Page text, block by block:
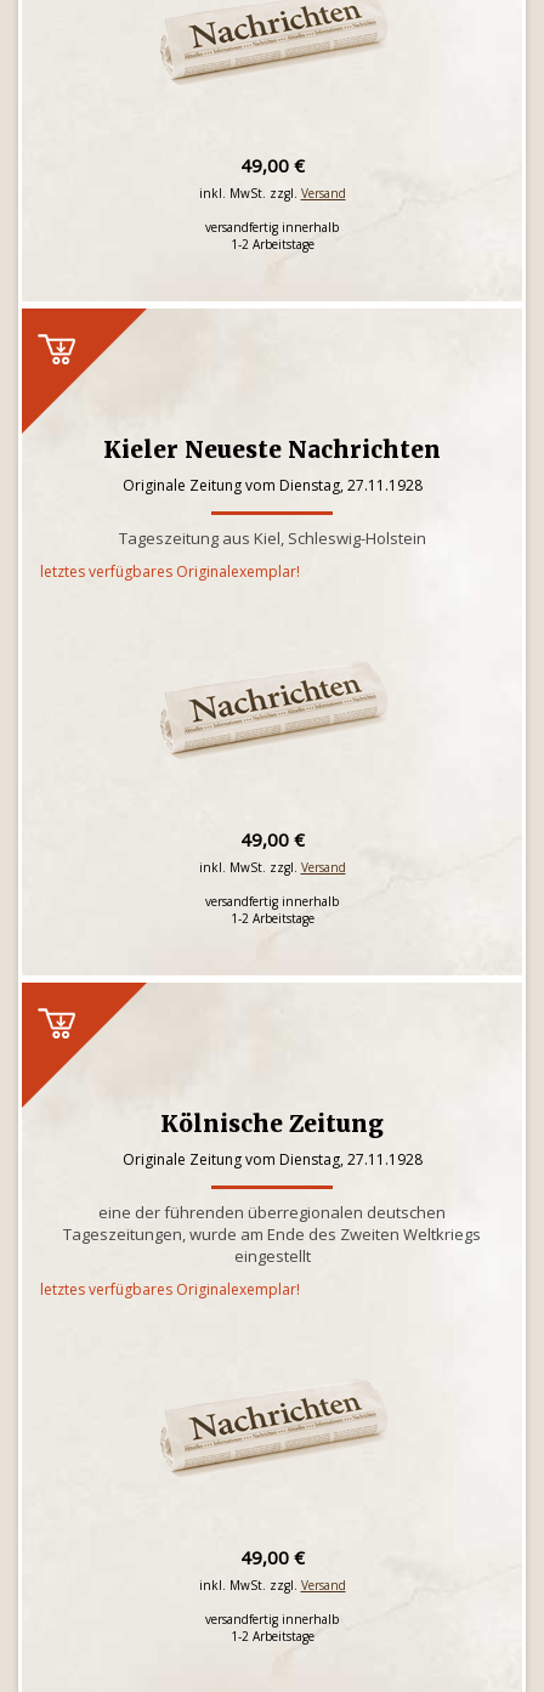
49,00 €
inkl. MwSt. zzgl. Versand
versandfertig innerhalb
1-2 Arbeitstage
Kieler Neueste Nachrichten
Originale Zeitung vom Dienstag, 27.11.1928
Tageszeitung aus Kiel, Schleswig-Holstein
letztes verfügbares Originalexemplar!
49,00 €
inkl. MwSt. zzgl. Versand
versandfertig innerhalb
1-2 Arbeitstage
Kölnische Zeitung
Originale Zeitung vom Dienstag, 27.11.1928
eine der führenden überregionalen deutschen
Tageszeitungen, wurde am Ende des Zweiten Weltkriegs
eingestellt
letztes verfügbares Originalexemplar!
49,00 €
inkl. MwSt. zzgl. Versand
versandfertig innerhalb
1-2 Arbeitstage